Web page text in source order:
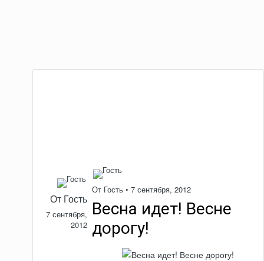
От Гость
7 сентября,
2012
От Гость •7 сентября, 2012
Весна идет! Весне
дорогу!